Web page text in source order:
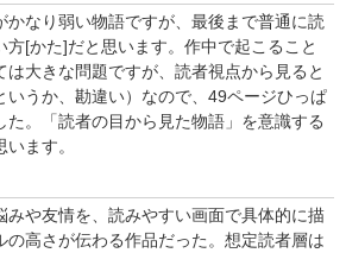
かなり弱い物語ですが、最後まで普通に読
[かた]だと思います。作中で起こること
は大きな問題ですが、読者視点から見ると
いうか、勘違い）なので、49ページひっぱ
た。「読者の目から見た物語」を意識する
ます。
みや友情を、読みやすい画面で具体的に描
の高さが伝わる作品だった。想定読者層は